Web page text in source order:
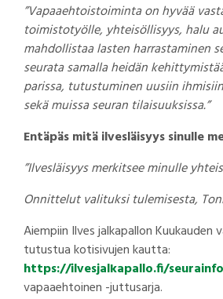
”Vapaaehtoistoiminta on hyvää
toimistotyölle, yhteisöllisyys, halu
mahdollistaa lasten harrastaminen
seurata samalla heidän
parissa, tutustuminen uusiin
sekä muissa seuran tilaisuuksissa.”
Entäpäs mitä ilvesläisyys sinulle
”Ilvesläisyys merkitsee minulle
Onnittelut valituksi tulemisesta,
Aiempiin Ilves jalkapallon Kuukauden
tutustua kotisivujen kautta:
https://ilvesjalkapallo.fi/
vapaaehtoinen -juttusarja.